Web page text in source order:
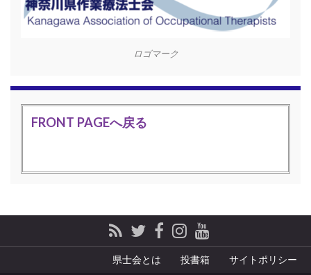
ロゴマーク
FRONT PAGEへ戻る
県士会とは 投書箱 サイトポリシー